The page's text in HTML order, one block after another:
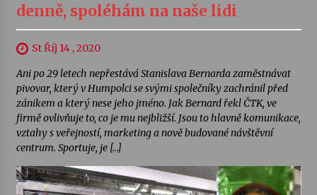
denně, spoléhám na naše lidi
St Říj 14 , 2020
Ani po 29 letech nepřestává Stanislava Bernarda zaměstnávat
pivovar, který v Humpolci se svými společníky zachránil před
zánikem a který nese jeho jméno. Jak Bernard řekl ČTK, ve
firmě ovlivňuje to, co je mu nejbližší. Jsou to hlavně komunikace,
vztahy s veřejností, marketing a nově budované návštěvní
centrum. Sportuje, je […]